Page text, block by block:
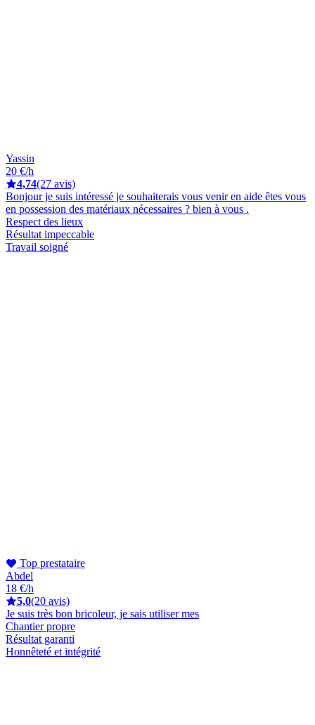
Yassin
20 €/h
4,74(27 avis)
Bonjour je suis intéressé je souhaiterais vous venir en aide êtes vous
en possession des matériaux nécessaires ? bien à vous .
Respect des lieux
Résultat impeccable
Travail soigné
Top prestataire
Abdel
18 €/h
5,0(20 avis)
Je suis très bon bricoleur, je sais utiliser mes
Chantier propre
Résultat garanti
Honnêteté et intégrité